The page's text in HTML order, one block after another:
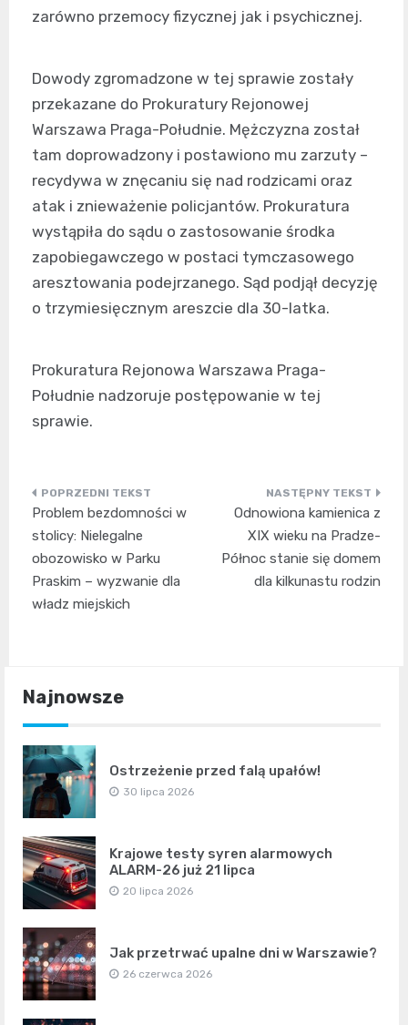
zarówno przemocy fizycznej jak i psychicznej.
Dowody zgromadzone w tej sprawie zostały
przekazane do Prokuratury Rejonowej
Warszawa Praga-Południe. Mężczyzna został
tam doprowadzony i postawiono mu zarzuty –
recydywa w znęcaniu się nad rodzicami oraz
atak i znieważenie policjantów. Prokuratura
wystąpiła do sądu o zastosowanie środka
zapobiegawczego w postaci tymczasowego
aresztowania podejrzanego. Sąd podjął decyzję
o trzymiesięcznym areszcie dla 30-latka.
Prokuratura Rejonowa Warszawa Praga-
Południe nadzoruje postępowanie w tej
sprawie.
Nawigacja
wpisu
Problem bezdomności w
stolicy: Nielegalne
obozowisko w Parku
Praskim – wyzwanie dla
władz miejskich
Odnowiona kamienica z
XIX wieku na Pradze-
Północ stanie się domem
dla kilkunastu rodzin
Najnowsze
Ostrzeżenie przed falą upałów!
30 lipca 2026
Krajowe testy syren alarmowych
ALARM-26 już 21 lipca
20 lipca 2026
Jak przetrwać upalne dni w Warszawie?
26 czerwca 2026